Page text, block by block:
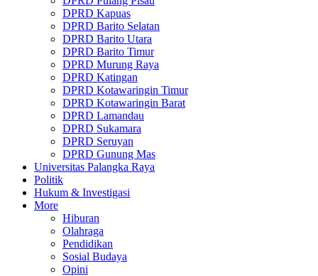
DPRD Kapuas
DPRD Barito Selatan
DPRD Barito Utara
DPRD Barito Timur
DPRD Murung Raya
DPRD Katingan
DPRD Kotawaringin Timur
DPRD Kotawaringin Barat
DPRD Lamandau
DPRD Sukamara
DPRD Seruyan
DPRD Gunung Mas
Universitas Palangka Raya
Politik
Hukum & Investigasi
More
Hiburan
Olahraga
Pendidikan
Sosial Budaya
Opini